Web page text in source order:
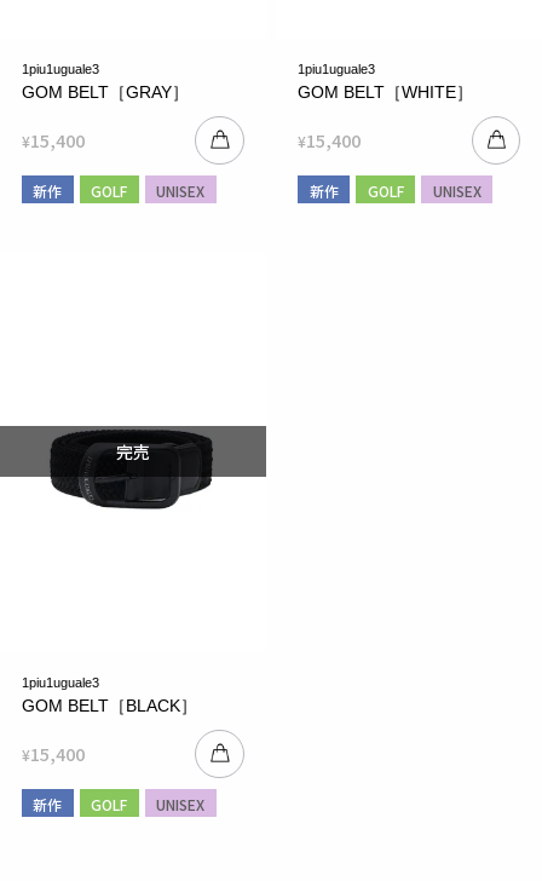
1piu1uguale3
GOM BELT［GRAY］
¥15,400
新作 GOLF UNISEX
1piu1uguale3
GOM BELT［WHITE］
¥15,400
新作 GOLF UNISEX
1piu1uguale3
GOM BELT［BLACK］
¥15,400
新作 GOLF UNISEX